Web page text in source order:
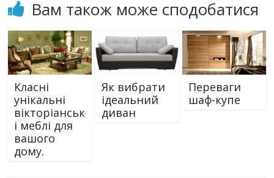
Вам також може сподобатися
Класні
унікальні
вікторіанськ
і меблі для
вашого
дому.
Як вибрати
ідеальний
диван
Переваги
шаф-купе